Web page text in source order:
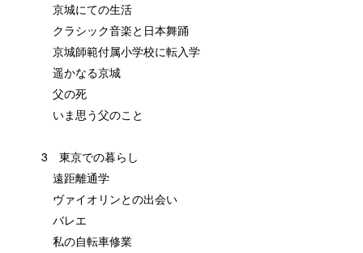
京城にての生活
クラシック音楽と日本舞踊
京城師範付属小学校に転入学
遥かなる京城
父の死
いま思う父のこと
3 東京での暮らし
遠距離通学
ヴァイオリンとの出会い
バレエ
私の自転車修業